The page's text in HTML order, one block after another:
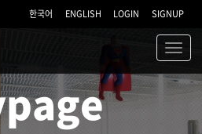
한국어 ENGLISH LOGIN SIGNUP